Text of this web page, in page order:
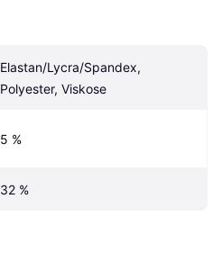
Elastan/Lycra/Spandex,
Polyester, Viskose
5 %
32 %